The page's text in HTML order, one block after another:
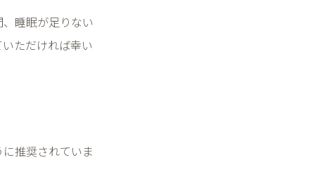
睡眠が足りない
ただければ幸い
推奨されていま